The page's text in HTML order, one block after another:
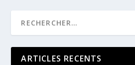
ARTICLES RECENTS